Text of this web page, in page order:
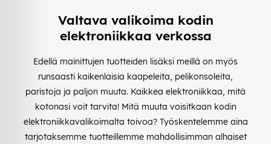
Valtava valikoima kodin
elektroniikkaa verkossa
Edellä mainittujen tuotteiden lisäksi meillä on myös
runsaasti kaikenlaisia kaapeleita, pelikonsoleita,
paristoja ja paljon muuta. Kaikkea elektroniikkaa, mitä
kotonasi voit tarvita! Mitä muuta voisitkaan kodin
elektroniikkavalikoimalta toivoa? Työskentelemme aina
tarjotaksemme tuotteillemme mahdollisimman alhaiset